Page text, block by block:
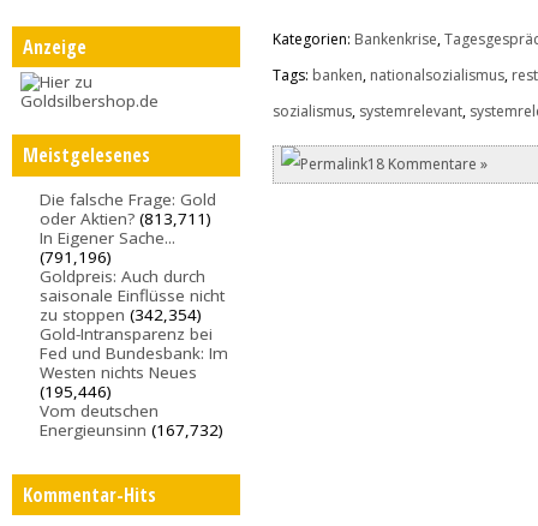
Anzeige
Meistgelesenes
Die falsche Frage: Gold
oder Aktien? (813,711)
In Eigener Sache...
(791,196)
Goldpreis: Auch durch
saisonale Einflüsse nicht
zu stoppen (342,354)
Gold-Intransparenz bei
Fed und Bundesbank: Im
Westen nichts Neues
(195,446)
Vom deutschen
Energieunsinn (167,732)
Kommentar-Hits
Kategorien: Bankenkrise,
Tags: banken, nationalsozialismus,
sozialismus, systemrelevant,
18 Kommentare »